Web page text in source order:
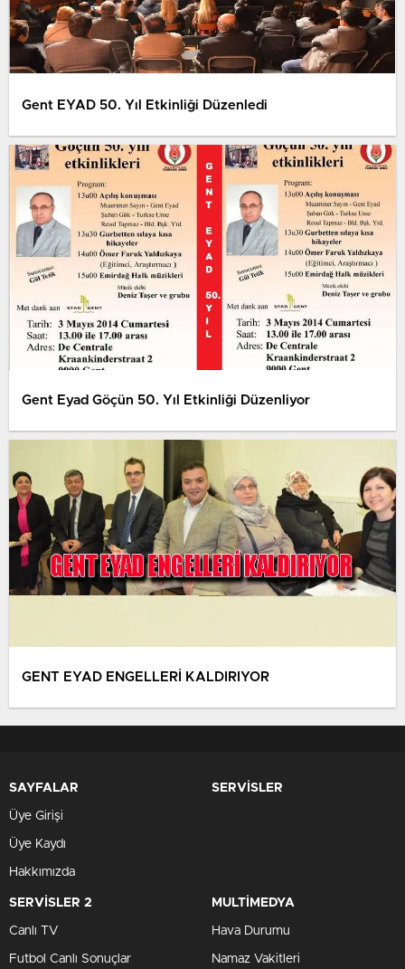
Gent EYAD 50. Yıl Etkinliği Düzenledi
Gent Eyad Göçün 50. Yıl Etkinliği Düzenliyor
GENT EYAD ENGELLERİ KALDIRIYOR
SAYFALAR
Üye Girişi
Üye Kaydı
Hakkımızda
SERVİSLER
SERVİSLER 2
Canlı TV
Futbol Canlı Sonuçlar
MULTİMEDYA
Hava Durumu
Namaz Vakitleri